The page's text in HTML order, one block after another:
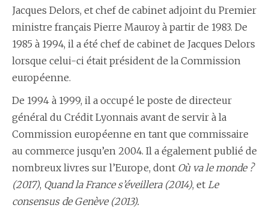
Jacques Delors, et chef de cabinet adjoint du Premier
ministre français Pierre Mauroy à partir de 1983. De
1985 à 1994, il a été chef de cabinet de Jacques Delors
lorsque celui-ci était président de la Commission
européenne.
De 1994 à 1999, il a occupé le poste de directeur
général du Crédit Lyonnais avant de servir à la
Commission européenne en tant que commissaire
au commerce jusqu’en 2004. Il a également publié de
nombreux livres sur l’Europe, dont Où va le monde ?
(2017), Quand la France s’éveillera (2014), et Le
consensus de Genève (2013).